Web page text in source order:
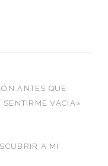
ANTES QUE
SENTIRME VACÍA»
A MI